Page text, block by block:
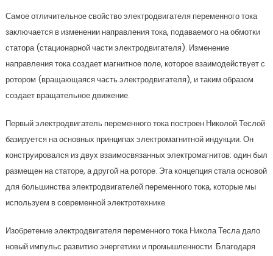
Самое отличительное свойство электродвигателя переменного тока
заключается в изменении направления тока, подаваемого на обмотки
статора (стационарной части электродвигателя). Изменение
направления тока создает магнитное поле, которое взаимодействует с
ротором (вращающаяся часть электродвигателя), и таким образом
создает вращательное движение.
Первый электродвигатель переменного тока построен Николой Теслой
базируется на основных принципах электромагнитной индукции. Он
конструировался из двух взаимосвязанных электромагнитов: один был
размещен на статоре, а другой на роторе. Эта концепция стала основой
для большинства электродвигателей переменного тока, которые мы
используем в современной электротехнике.
Изобретение электродвигателя переменного тока Никола Тесла дало
новый импульс развитию энергетики и промышленности. Благодаря